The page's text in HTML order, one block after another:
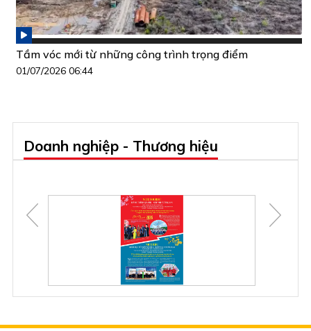
Tầm vóc mới từ những công trình trọng điểm
01/07/2026 06:44
Doanh nghiệp - Thương hiệu